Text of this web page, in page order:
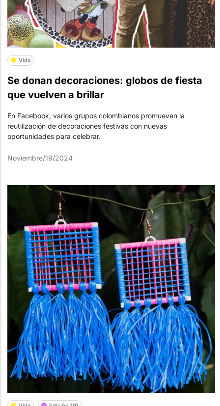
Vida
Se donan decoraciones: globos de fiesta
que vuelven a brillar
En Facebook, varios grupos colombianos promueven la
reutilización de decoraciones festivas con nuevas
oportunidades para celebrar.
Noviembre/19/2024